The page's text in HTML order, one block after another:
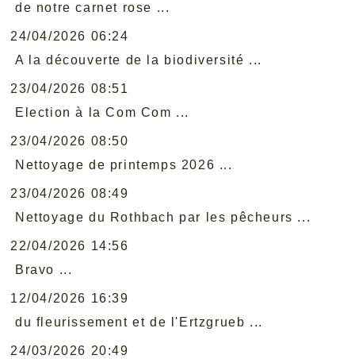
de notre carnet rose ...
24/04/2026 06:24
A la découverte de la biodiversité ...
23/04/2026 08:51
Election à la Com Com ...
23/04/2026 08:50
Nettoyage de printemps 2026 ...
23/04/2026 08:49
Nettoyage du Rothbach par les pêcheurs ...
22/04/2026 14:56
Bravo ...
12/04/2026 16:39
du fleurissement et de l'Ertzgrueb ...
24/03/2026 20:49